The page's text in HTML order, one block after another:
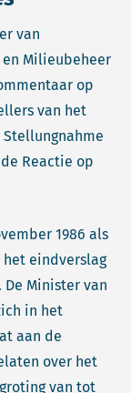
van
Milieubeheer
op
van het
Stellungnahme
Reactie op
1986 als
eindverslag
Minister van
in het
aan de
over het
van tot